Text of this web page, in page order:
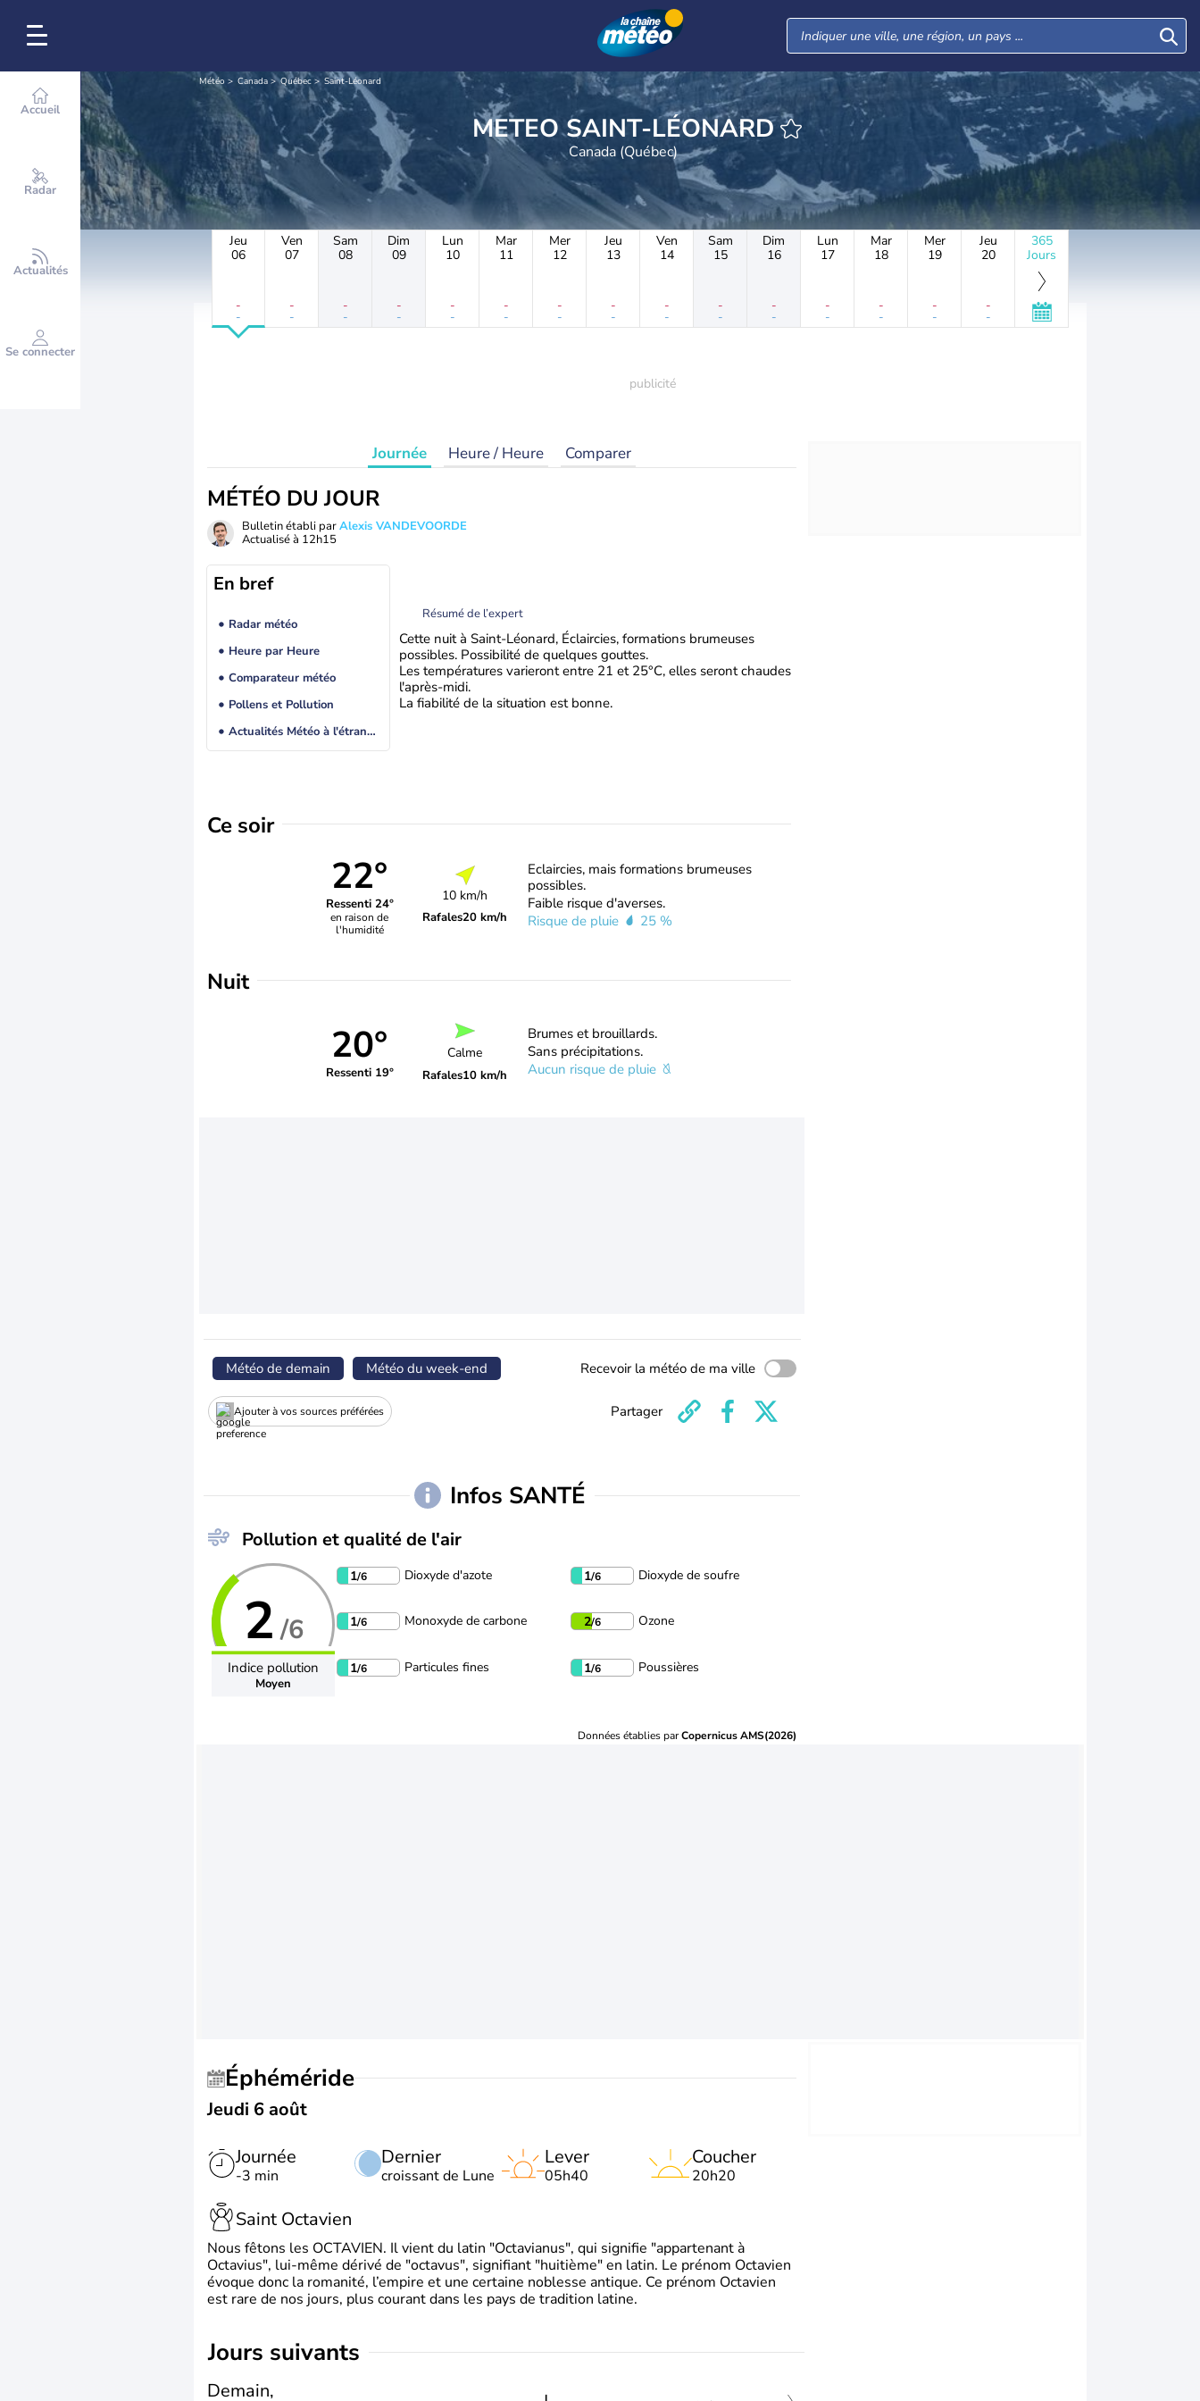
Accueil
Radar
Actualités
Se connecter
Météo Canada Québec Saint-Léonard
METEO SAINT-LÉONARD
Canada (Québec)
Jeu
06
-
-
Ven
07
-
-
Sam
08
-
-
Dim
09
-
-
Lun
10
-
-
Mar
11
-
-
Mer
12
-
-
Jeu
13
-
-
Ven
14
-
-
Sam
15
-
-
Dim
16
-
-
Lun
17
-
-
Mar
18
-
-
Mer
19
-
-
Jeu
20
-
-
365
Jours
Journée Heure / Heure Comparer
MÉTÉO DU JOUR
Bulletin établi parAlexis VANDEVOORDE
Actualisé à 12h15
En bref
Radar météo
Heure par Heure
Comparateur météo
Pollens et Pollution
Actualités Météo à l'étranger
Résumé de l’expert
Cette nuit à Saint-Léonard, Éclaircies, formations brumeuses
possibles. Possibilité de quelques gouttes.
Les températures varieront entre 21 et 25°C, elles seront chaudes
l'après-midi.
La fiabilité de la situation est bonne.
Ce soir
22°
Ressenti 24°
en raison de
l'humidité
10 km/h
Rafales20 km/h
Eclaircies, mais formations brumeuses
possibles.
Faible risque d'averses.
Risque de pluie
25 %
Nuit
20°
Ressenti 19°
Calme
Rafales10 km/h
Brumes et brouillards.
Sans précipitations.
Aucun risque de pluie
Météo de demain Météo du week-end Recevoir la météo de ma ville
Ajouter à vos sources préférées Partager
Infos SANTÉ
Pollution et qualité de l'air
2 /6
Indice pollution
Moyen
1/6 Dioxyde d'azote 1/6 Dioxyde de soufre
1/6 Monoxyde de carbone 2/6 Ozone
1/6 Particules fines 1/6 Poussières
Données établies parCopernicus AMS(2026)
Éphéméride
Jeudi 6 août
Journée
-3 min
Dernier
croissant de Lune
Lever
05h40
Coucher
20h20
Saint Octavien
Nous fêtons les OCTAVIEN. Il vient du latin "Octavianus", qui signifie "appartenant à
Octavius", lui-même dérivé de "octavus", signifiant "huitième" en latin. Le prénom Octavien
évoque donc la romanité, l’empire et une certaine noblesse antique. Ce prénom Octavien
est rare de nos jours, plus courant dans les pays de tradition latine.
jours suivants
Demain,